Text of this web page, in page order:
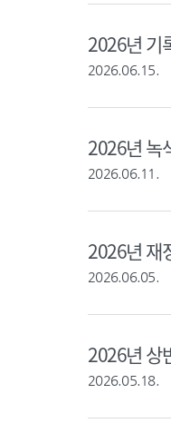
2026년 기
2026.06.15.
2026년 녹
2026.06.11.
2026년 재
2026.06.05.
2026년 상
2026.05.18.